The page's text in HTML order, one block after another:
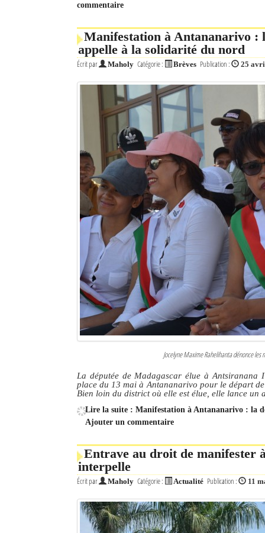
commentaire
Manifestation à Antananarivo :
appelle à la solidarité du nord
Écrit par Maholy Catégorie : Brèves Publication : 25
Jocelyne Maxime Rahelihanta dénonce les
La députée de Madagascar élue à
place du 13 mai à Antananarivo pour le départ
Bien loin du district où elle est élue, elle lance un
Lire la suite : Manifestation à Antananarivo : la
Ajouter un commentaire
Entrave au droit de manifester
interpelle
Écrit par Maholy Catégorie : Actualité Publication : 11